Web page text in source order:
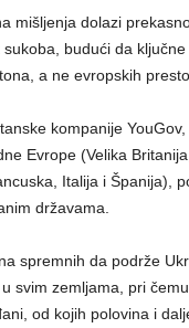
mišljenja dolazi
budući da
a ne evropskih
kompanije
Evrope (Velika
Italija i Španija),
državama.
spremnih da podrže
svim zemljama, pri
od kojih polovina i